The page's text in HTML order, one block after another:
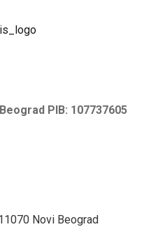
PIB: 107737605
Novi Beograd